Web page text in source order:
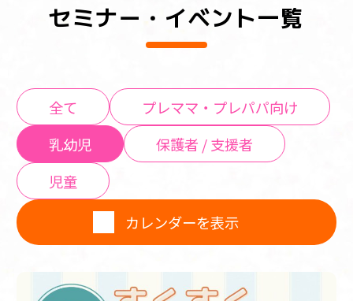
セミナー・イベント一覧
全て
プレママ・プレパパ向け
乳幼児
保護者 / 支援者
児童
カレンダーを表示